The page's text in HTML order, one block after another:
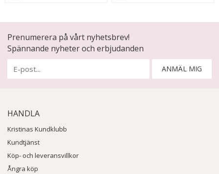
Prenumerera på vårt nyhetsbrev!
Spännande nyheter och erbjudanden
ANMÄL MIG
HANDLA
Kristinas Kundklubb
Kundtjänst
Köp- och leveransvillkor
Ångra köp